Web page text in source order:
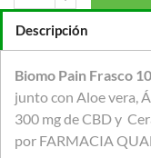
Descripción
Biomo Pain Frasco
junto con Aloe vera,
300 mg de CBD y
por FARMACIA